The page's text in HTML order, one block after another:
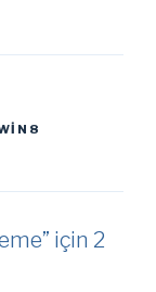
için 2